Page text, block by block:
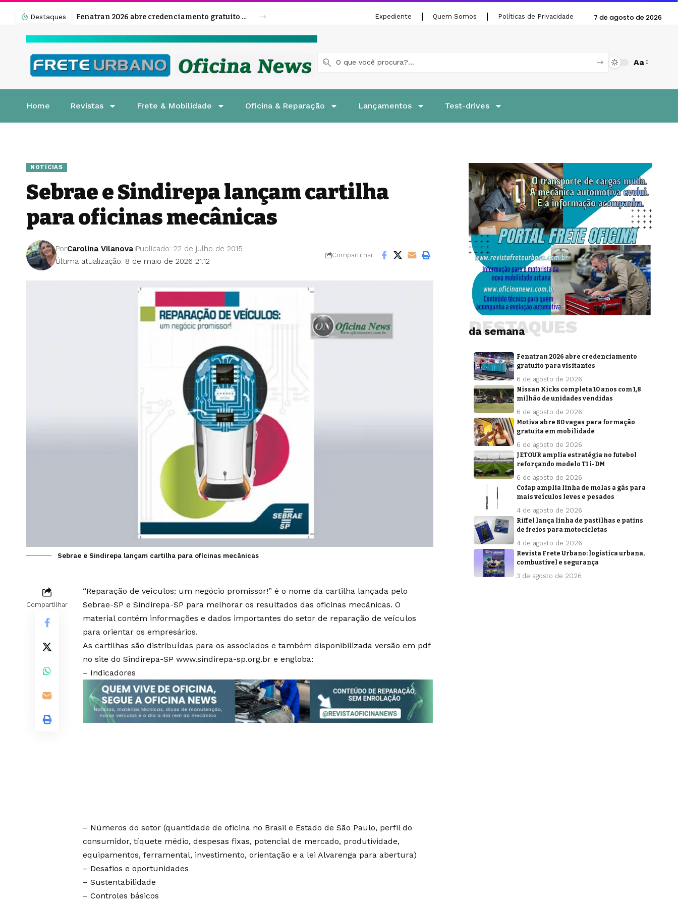
Destaques Fenatran 2026 abre credenciamento gratuito para visitantes Expediente Quem Somos Políticas de Privacidade 7 de agosto de 2026
Aa
Home Revistas Frete & Mobilidade Oficina & Reparação Lançamentos Test-drives
NOTÍCIAS
Sebrae e Sindirepa lançam cartilha
para oficinas mecânicas
Última atualização: 8 de maio de 2026 21:12
PorCarolina Vilanova Publicado: 22 de julho de 2015
Compartilhar
Sebrae e Sindirepa lançam cartilha para oficinas mecânicas
Compartilhar
“Reparação de veículos: um negócio promissor!” é o nome da cartilha lançada pelo
Sebrae-SP e Sindirepa-SP para melhorar os resultados das oficinas mecânicas. O
material contém informações e dados importantes do setor de reparação de veículos
para orientar os empresários.
As cartilhas são distribuídas para os associados e também disponibilizada versão em pdf
no site do Sindirepa-SP www.sindirepa-sp.org.br e engloba:
– Indicadores
– Números do setor (quantidade de oficina no Brasil e Estado de São Paulo, perfil do
consumidor, tíquete médio, despesas fixas, potencial de mercado, produtividade,
equipamentos, ferramental, investimento, orientação e a lei Alvarenga para abertura)
– Desafios e oportunidades
– Sustentabilidade
– Controles básicos
da semana
DESTAQUES
Fenatran 2026 abre credenciamento
gratuito para visitantes
6 de agosto de 2026
Nissan Kicks completa 10 anos com 1,8
milhão de unidades vendidas
6 de agosto de 2026
Motiva abre 80 vagas para formação
gratuita em mobilidade
6 de agosto de 2026
JETOUR amplia estratégia no futebol
reforçando modelo T1 i-DM
6 de agosto de 2026
Cofap amplia linha de molas a gás para
mais veículos leves e pesados
4 de agosto de 2026
Riffel lança linha de pastilhas e patins
de freios para motocicletas
4 de agosto de 2026
Revista Frete Urbano: logística urbana,
combustível e segurança
3 de agosto de 2026